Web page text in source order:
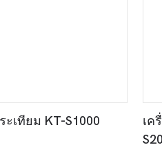
เทียม KT-S1000
เค